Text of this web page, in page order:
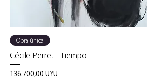
Obra única
Cécile Perret - Tiempo
Precio
136.700,00 UYU